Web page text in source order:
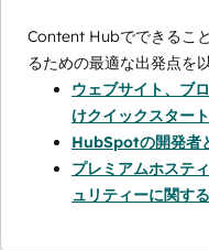
Content Hubでできるこ
るための最適な出発点を
ウェブサイト、ブ
けクイックスター
HubSpotの開発者
プレミアムホステ
ュリティーに関す